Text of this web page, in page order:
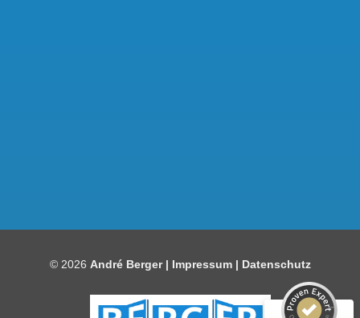
© 2026 André Berger | Impressum| Datenschutz
Empfehlungen auf